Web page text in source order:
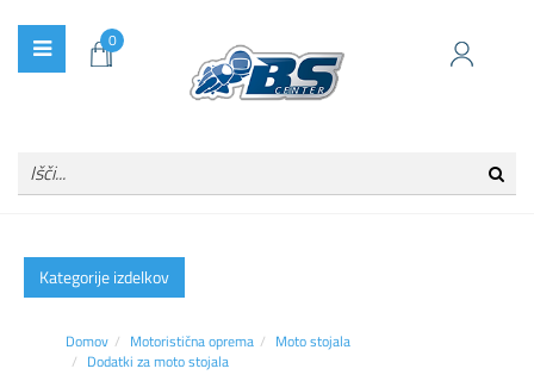
0
Kategorije izdelkov
Domov Motoristična oprema
Moto stojala
Dodatki za moto stojala